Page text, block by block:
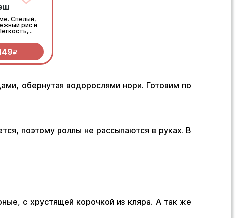
Спелый,
рис и
R
обернутая водорослями нори. Готовим по
поэтому роллы не рассыпаются в руках. В
с хрустящей корочкой из кляра. А так же